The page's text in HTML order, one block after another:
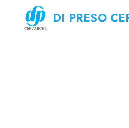
DI PRESO